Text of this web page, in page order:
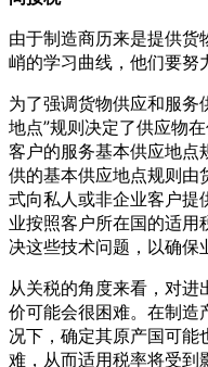
由于制造商历来是提供货
峭的学习曲线，他们要努
为了强调货物供应和服务
地点”规则决定了供应物
客户的服务基本供应地点
供的基本供应地点规则由
式向私人或非企业客户提
业按照客户所在国的适用
决这些技术问题，以确保
从关税的角度来看，对
价可能会很困难。在制造
况下，确定其原产国可能
难，从而适用税率将受到